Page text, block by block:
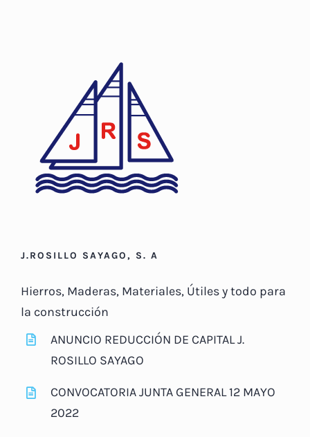
J.ROSILLO SAYAGO, S. A
Hierros, Maderas, Materiales, Útiles y todo para
la construcción
ANUNCIO REDUCCIÓN DE CAPITAL J.
ROSILLO SAYAGO
CONVOCATORIA JUNTA GENERAL 12 MAYO
2022